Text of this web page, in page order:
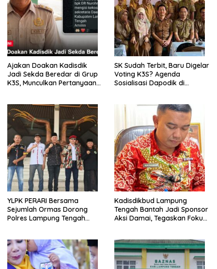
Ajakan Doakan Kadisdik
Jadi Sekda Beredar di Grup
K3S, Munculkan Pertanyaan
SK Sudah Terbit, Baru Digelar
Voting K3S? Agenda
Sosialisasi Dapodik di
YLPK PERARI Bersama
Sejumlah Ormas Dorong
Polres Lampung Tengah
Pelanggaran UU ITE
Kadisdikbud Lampung
Tengah Bantah Jadi Sponsor
Aksi Damai, Tegaskan Fokus